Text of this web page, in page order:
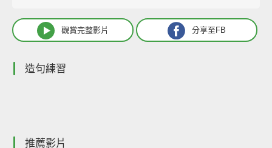
觀賞完整影片 分享至FB
造句練習
推薦影片